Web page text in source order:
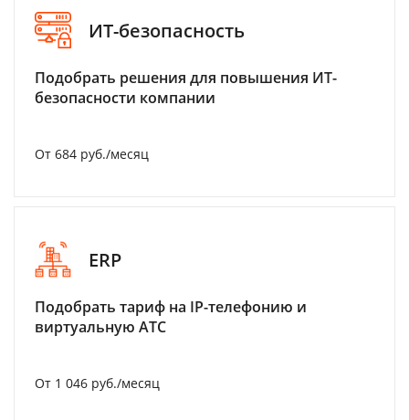
ИТ-безопасность
Подобрать решения для повышения ИТ-
безопасности компании
От 684 руб./месяц
ERP
Подобрать тариф на IP-телефонию и
виртуальную АТС
От 1 046 руб./месяц